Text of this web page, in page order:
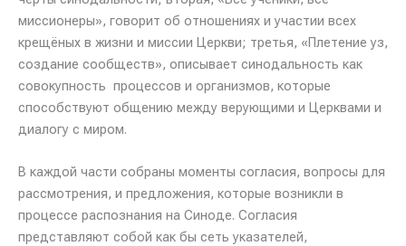
миссионеры», говорит об отношениях и участии всех
крещёных в жизни и миссии Церкви; третья, «Плетение уз,
создание сообществ», описывает синодальность как
совокупность процессов и организмов, которые
способствуют общению между верующими и Церквами и
диалогу с миром.
В каждой части собраны моменты согласия, вопросы для
рассмотрения, и предложения, которые возникли в
процессе распознания на Синоде. Согласия
представляют собой как бы сеть указателей,